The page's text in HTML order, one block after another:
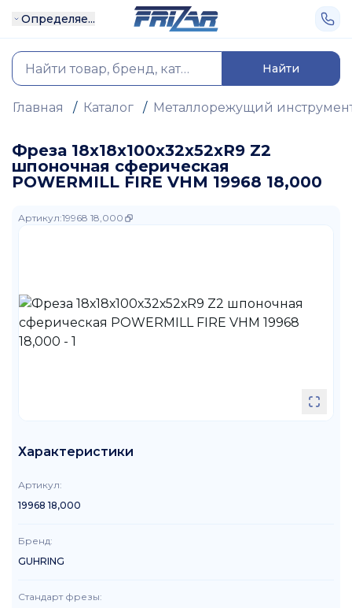
Определяе...
Найти
Главная / Каталог / Металлорежущий
Фреза 18х18х100х32х52хR9 Z2
шпоночная сферическая
POWERMILL FIRE VHM 19968 18,000
Артикул:19968 18,000
Характеристики
Артикул:
19968 18,000
Бренд:
GUHRING
Стандарт фрезы: